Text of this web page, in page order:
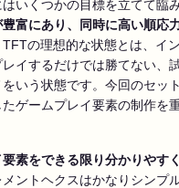
いくつかの目標を立てて臨み
富にあり、同時に高い順応
の理想的な状態とは、イ
イするだけでは勝てない、
いう状態です。今回のセッ
ゲームプレイ要素の制作を
素をできる限り分かりやす
ントヘクスはかなりシンプ